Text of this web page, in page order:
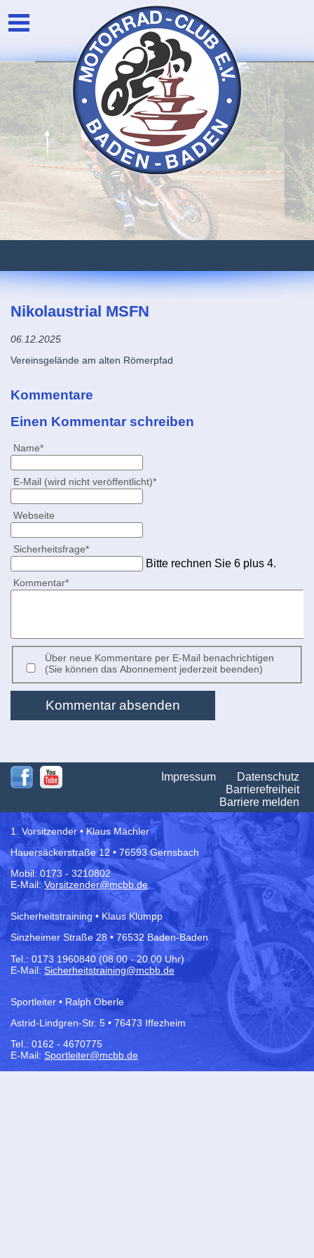
Nikolaustrial MSFN
06.12.2025
Vereinsgelände am alten Römerpfad
Kommentare
Einen Kommentar schreiben
Pflichtfeld
Name*
Pflichtfeld
E-Mail (wird nicht veröffentlicht)*
Webseite
Pflichtfeld
Sicherheitsfrage*
Bitte rechnen Sie 6 plus 4.
Pflichtfeld
Kommentar*
Über neue Kommentare per E-Mail benachrichtigen
(Sie können das Abonnement jederzeit beenden)
Kommentar absenden
Impressum
Datenschutz
Barrierefreiheit
Barriere melden
1. Vorsitzender • Klaus Mächler
Hauersäckerstraße 12 • 76593 Gernsbach
Mobil: 0173 - 3210802
E-Mail:Vorsitzender@mcbb.de
Sicherheitstraining • Klaus Klumpp
Sinzheimer Straße 28 • 76532 Baden-Baden
Tel.: 0173 1960840 (08.00 - 20.00 Uhr)
E-Mail: Sicherheitstraining@mcbb.de
Sportleiter • Ralph Oberle
Astrid-Lindgren-Str. 5 • 76473 Iffezheim
Tel.: 0162 - 4670775
E-Mail: Sportleiter@mcbb.de
Unser Verein
Die Vorstandschaft
Newsarchiv
Eventarchiv